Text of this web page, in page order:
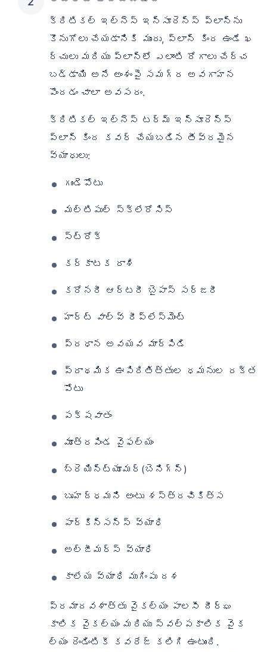
క్రిటికల్ ఇల్‌నెస్ ఇన్సూరెన్స్ ప్లాన్‌ను
కొనుగోలు చేయడానికి ముందు, ప్లాన్ కింద ఉండే ఖ
ర్చులు మరియు ప్లాన్‌లో ఎలాంటి రోగాలు చేర్చ
బడ్డాయి అనే అంశంపై సమగ్ర అవగాహన
పొందడం చాలా అవసరం.
క్రిటికల్ ఇల్‌నెస్ టర్మ్ ఇన్సూరెన్స్
ప్లాన్ కింద కవర్ చేయబడిన తీవ్రమైన
వ్యాధులు:
గుండెపోటు
మల్టిపుల్ స్క్లేరోసిస్
స్ట్రోక్
కర్కాటక రాశి
కరోనరీ ఆర్టరీ బైపాస్ సర్జరీ
హార్ట్ వాల్వ్ రీప్లేస్‌మెంట్
ప్రధాన అవయవ మార్పిడి
ప్రాథమిక ఊపిరితిత్తుల ధమనుల రక్త
పోటు
పక్షవాతం
మూత్రపిండ వైఫల్యం
బ్రెయిన్ట్యూమర్(బెనిగ్న్)
బృహద్ధమని అంటు శస్త్రచికిత్స
పార్కిన్సన్స్ వ్యాధి
అల్జీమర్స్ వ్యాధి
కాలేయ వ్యాధి ముగింపు దశ
ప్రమాదవశాత్తు వైకల్యం పాలసీ దీర్ఘ
కాలిక వైకల్యం మరియు స్వల్పకాలిక వైక
ల్యం రెండింటికీ కవరేజ్ కలిగి ఉంటుంది.